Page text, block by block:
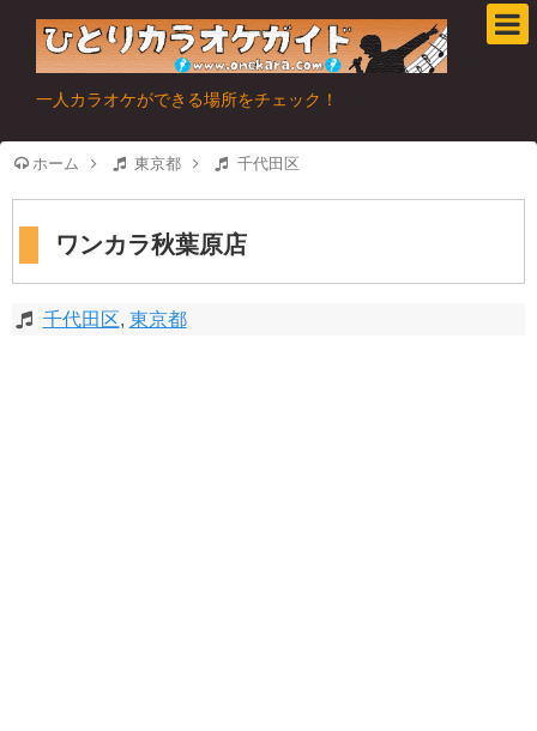
一人カラオケができる場所をチェック！
ホーム 東京都 千代田区
ワンカラ秋葉原店
千代田区, 東京都